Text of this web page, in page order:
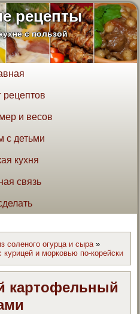
рецепты
с пользой
рецептов
и весов
с детьми
кухня
связь
соленого огурца и сыра»
курицей и морковью по-корейски
картофельный